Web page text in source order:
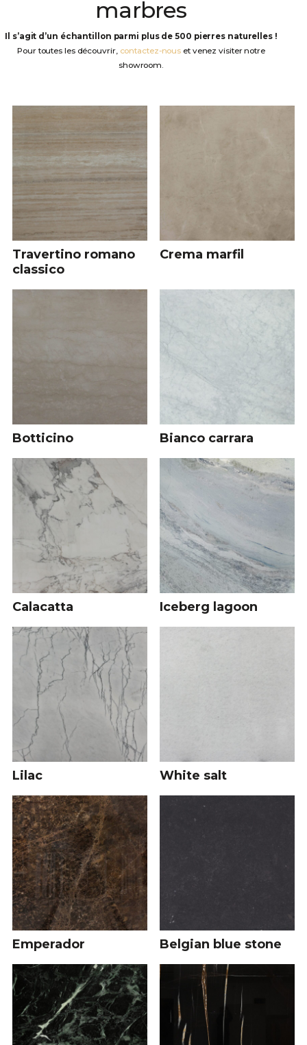
marbres
Il s’agit d’un échantillon parmi plus de 500 pierres naturelles !
Pour toutes les découvrir, contactez-nous et venez visiter notre
showroom.
Travertino romano
classico
Crema marfil
Botticino Bianco carrara
Calacatta Iceberg lagoon
Lilac White salt
Emperador Belgian blue stone